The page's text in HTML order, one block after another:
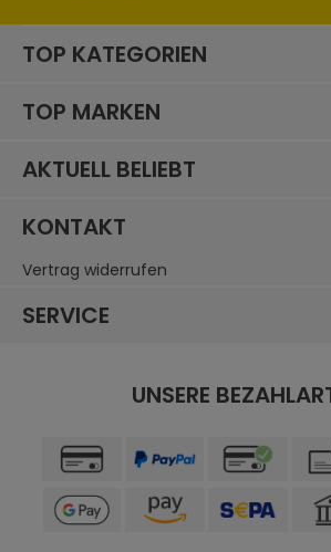
TOP KATEGORIEN
TOP MARKEN
AKTUELL BELIEBT
KONTAKT
Vertrag widerrufen
SERVICE
UNSERE